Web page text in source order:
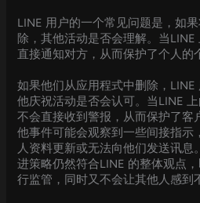
LINE 用户的一个常见问题是，如
除，其他活动是否会理解。当
直接通知对方，从而保护了个人的
如果他们从应用程式中删除，
他庆祝活动是否会认可。当LINE
不会直接收到警报，从而保护了客
他事件可能会观察到一些间接指示
人资料更新或无法向他们发送讯息
进策略仍然符合LINE 的整体观点
行监管，同时又不会让其他人感到